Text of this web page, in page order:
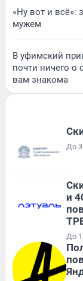
«Ну вот и всё»:
мужем
В уфимский
почти ничего о
вам знакома
До
и
До